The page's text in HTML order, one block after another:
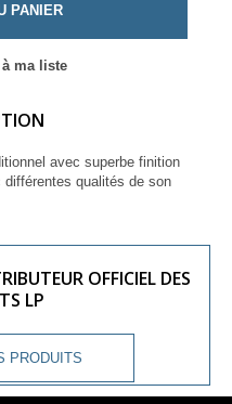
PANIER
ma liste
avec superbe finition
différentes qualités de son
OFFICIEL DES
LP
PRODUITS